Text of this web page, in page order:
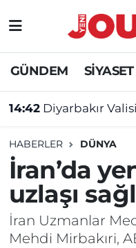
GÜNDEM SİYASET
14:42 Diyarbakır Valisi:
HABERLER DÜNYA
İran’da
uzlaşı
İran Uzmanlar
Mehdi Mirbakıri,
GÜNDEM
SİYASET
DÜNYA
EĞİTİM
ÖZEL HABER
Nöbetçi
Hava Durumu
Süper Lig
Tüm Manşetler
Son Dakika